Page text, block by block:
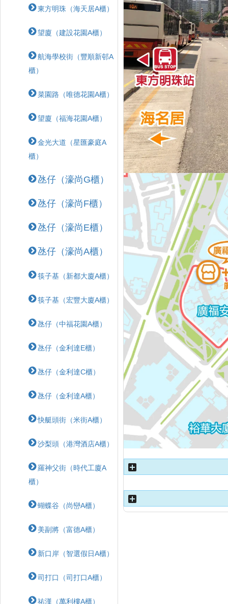
東方明珠（海天居A櫃）
望廈（建設花園A櫃）
航海學校街（豐順新邨A
櫃）
菜園路（唯德花園A櫃）
望廈（福海花園A櫃）
金光大道（星匯豪庭A
櫃）
氹仔（濠尚G櫃）
氹仔（濠尚F櫃）
氹仔（濠尚E櫃）
氹仔（濠尚A櫃）
筷子基（新都大廈A櫃）
筷子基（宏豐大廈A櫃）
氹仔（中福花園A櫃）
氹仔（金利達E櫃）
氹仔（金利達C櫃）
氹仔（金利達A櫃）
快艇頭街（米街A櫃）
沙梨頭（港灣酒店A櫃）
羅神父街（時代工廈A
櫃）
蝴蝶⾕（尚巒A櫃）
美副將（富德A櫃）
新口岸（智選假日A櫃）
司打口（司打口A櫃）
祐漢（萬利樓A櫃）